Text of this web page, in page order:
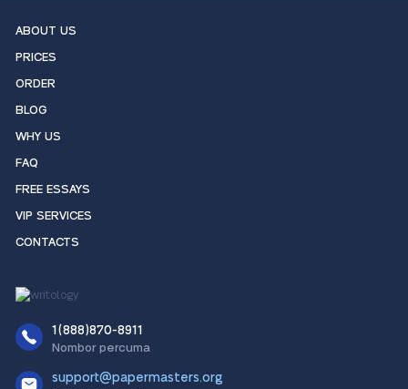
ABOUT US
PRICES
ORDER
BLOG
WHY US
FAQ
FREE ESSAYS
VIP SERVICES
CONTACTS
1(888)870-8911
Nombor percuma
support@papermasters.org